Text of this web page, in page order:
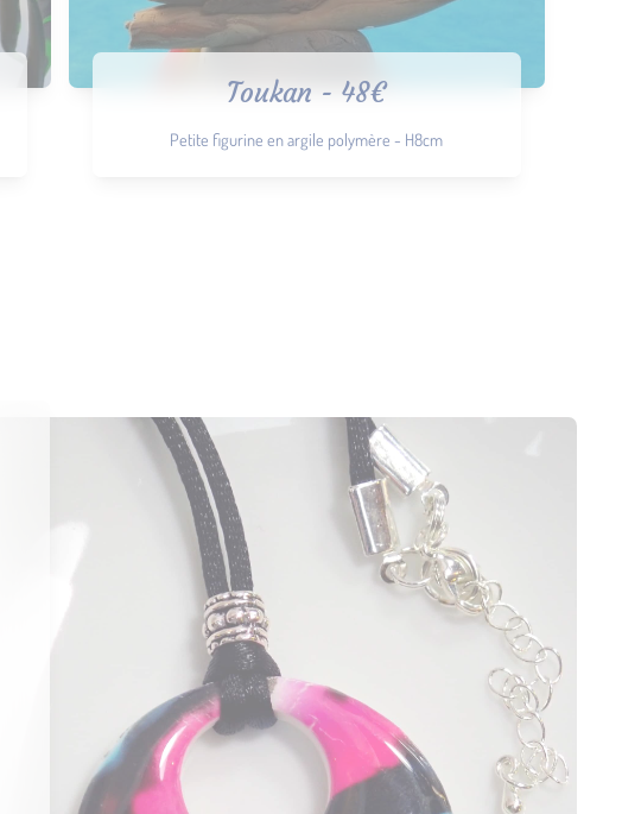
Toukan - 48€
Petite figurine en argile polymère - H8cm